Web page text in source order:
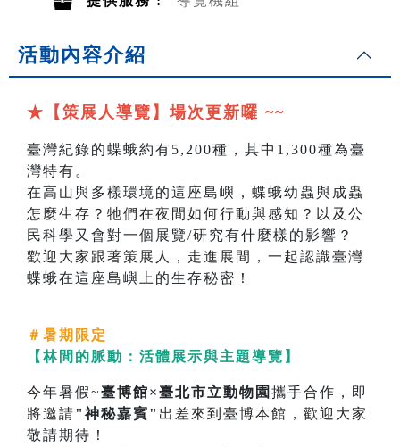
活動內容介紹
★【策展人導覽】場次更新囉 ~~
臺灣紀錄的蝶蛾約有5,200種，其中1,300種為臺
灣特有。
在高山與多樣環境的這座島嶼，蝶蛾幼蟲與成蟲
怎麼生存？牠們在夜間如何行動與感知？以及公
民科學又會對一個展覽/研究有什麼樣的影響？
歡迎大家跟著策展人，走進展間，一起認識臺灣
蝶蛾在這座島嶼上的生存秘密！
＃ 暑期限定
【林間的脈動：活體展示與主題導覽】
今年暑假~臺博館×臺北市立動物園 攜手合作，即
將邀請"神秘嘉賓" 出差來到臺博本館，歡迎大家
敬請期待！